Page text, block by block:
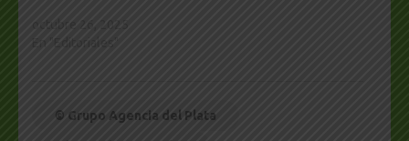
© Grupo Agencia del Plata